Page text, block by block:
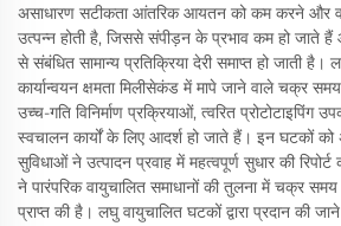
असाधारण सटीकता आंतरिक आयतन को कम करने और
उत्पन्न होती है, जिससे संपीड़न के प्रभाव कम हो जाते हैं
से संबंधित सामान्य प्रतिक्रिया देरी समाप्त हो जाती है।
कार्यान्वयन क्षमता मिलीसेकंड में मापे जाने वाले चक्र
उच्च-गति विनिर्माण प्रक्रियाओं, त्वरित
स्वचालन कार्यों के लिए आदर्श हो जाते हैं। इन घटकों को
सुविधाओं ने उत्पादन प्रवाह में महत्वपूर्ण सुधार की
ने पारंपरिक वायुचालित समाधानों की तुलना में चक्र
प्राप्त की है। लघु वायुचालित घटकों द्वारा प्रदान की